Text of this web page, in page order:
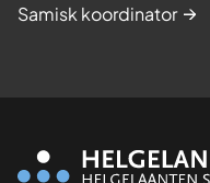
Samisk koordinator